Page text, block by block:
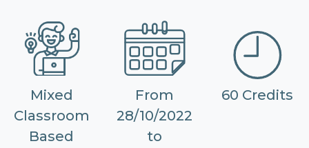
Mixed
Classroom
Based
From
28/10/2022
to
60 Credits